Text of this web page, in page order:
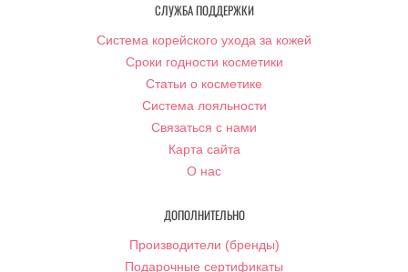
СЛУЖБА ПОДДЕРЖКИ
Система корейского ухода за кожей
Сроки годности косметики
Статьи о косметике
Система лояльности
Связаться с нами
Карта сайта
О нас
ДОПОЛНИТЕЛЬНО
Производители (бренды)
Подарочные сертификаты